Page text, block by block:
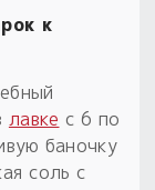
к
лавке с 6 по
баночку
соль с